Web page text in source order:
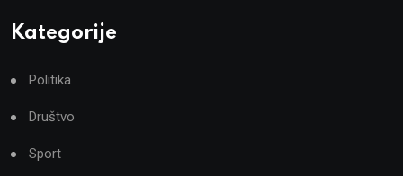
Kategorije
Politika
Društvo
Sport